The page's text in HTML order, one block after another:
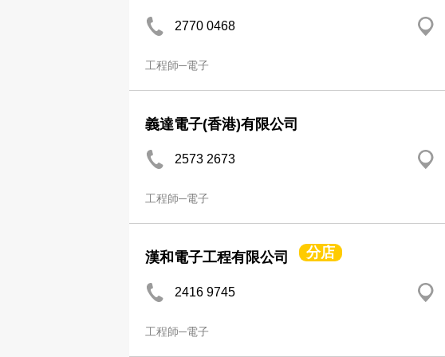
2770 0468
工程師─電子
義達電子(香港)有限公司
2573 2673
工程師─電子
漢和電子工程有限公司 分店
2416 9745
工程師─電子